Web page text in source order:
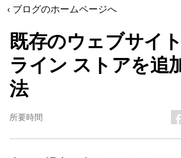
‹ ブログのホームページへ
既存のウェブサイ
ライン ストアを追
法
所要時間